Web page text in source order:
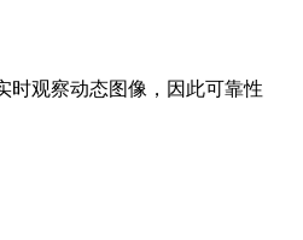
时观察动态图像，因此可靠性